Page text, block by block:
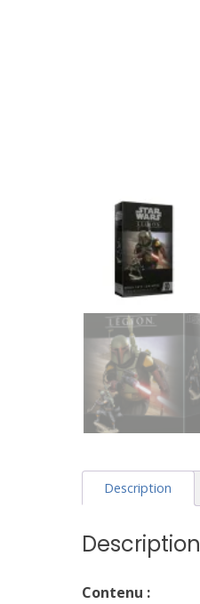
Description
Description
Contenu :